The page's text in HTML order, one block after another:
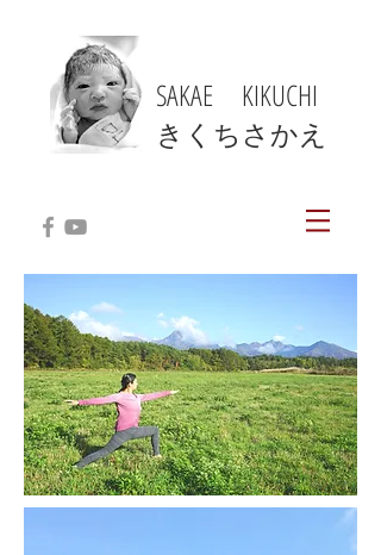
SAKAE KIKUCHI
​きくちさかえ